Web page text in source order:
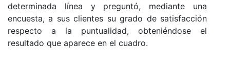
determinada línea y preguntó, mediante una
encuesta, a sus clientes su grado de satisfacción
respecto a la puntualidad, obteniéndose el
resultado que aparece en el cuadro.